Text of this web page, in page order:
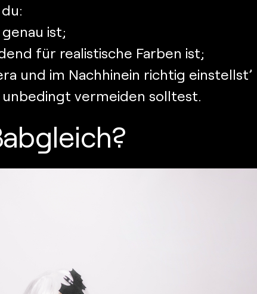
ist;
für realistische Farben ist;
und im Nachhinein richtig einstellst’
vermeiden solltest.